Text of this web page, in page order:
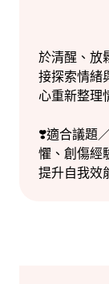
於清醒、放
接探索情緒
心重新整理
❣️適合議題
懼、創傷經
提升自我效